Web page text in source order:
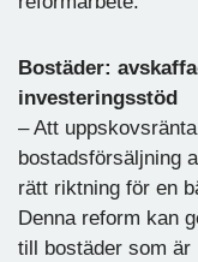
Bostäder:
investeringsstöd
– Att
bostadsförsäljning
rätt riktning för en
Denna reform kan
till bostäder som är